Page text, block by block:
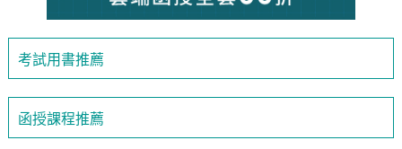
考試用書推薦
函授課程推薦